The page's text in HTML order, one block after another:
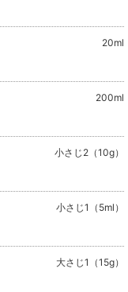
20ml
200ml
小さじ2（10g）
小さじ1（5ml）
大さじ1（15g）